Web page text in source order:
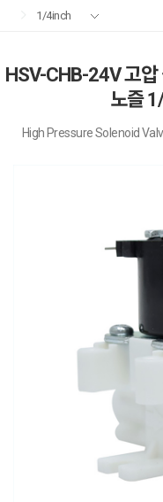
1/4inch
HSV-CHB-24V 고압
노즐
High Pressure Solenoid